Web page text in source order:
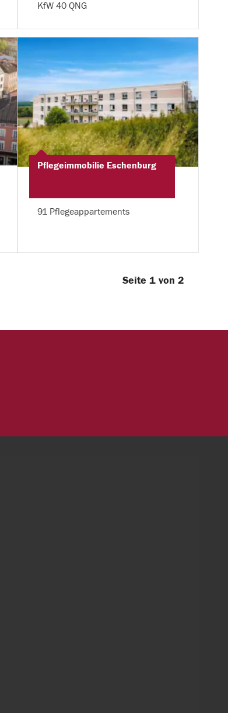
KfW 40 QNG
Pflegeimmobilie Eschenburg
91 Pflegeappartements
Seite 1 von 2